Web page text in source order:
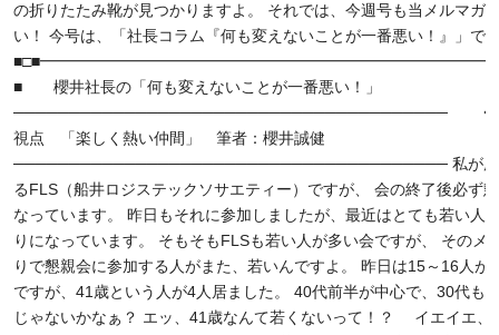
の折りたたみ靴が見つかりますよ。 それでは、今週号も当メルマガ
い！ 今号は、「社長コラム『何も変えないことが一番悪い！』」で
■ 櫻井社長の「何も変えないことが一番悪い！」
─────────────────────────────────────── ◆
視点 「楽しく熱い仲間」 筆者：櫻井誠健
─────────────────────────────────────── 私が所
るFLS（船井ロジステックソサエティー）ですが、 会の終了後必ず
なっています。 昨日もそれに参加しましたが、最近はとても若い人
りになっています。 そもそもFLSも若い人が多い会ですが、 そのメ
りで懇親会に参加する人がまた、若いんですよ。 昨日は15～16人が
ですが、41歳という人が4人居ました。 40代前半が中心で、30代も
じゃないかなぁ？ エッ、41歳なんて若くないって！？ イエイエ、